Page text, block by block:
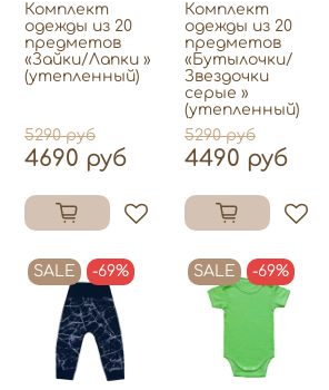
Комплект
одежды из 20
предметов
«Зайки/Лапки »
(утепленный)
5290 руб
4690 руб
Комплект
одежды из 20
предметов
«Бутылочки/
Звездочки
серые »
(утепленный)
5290 руб
4490 руб
SALE -69% SALE -69%